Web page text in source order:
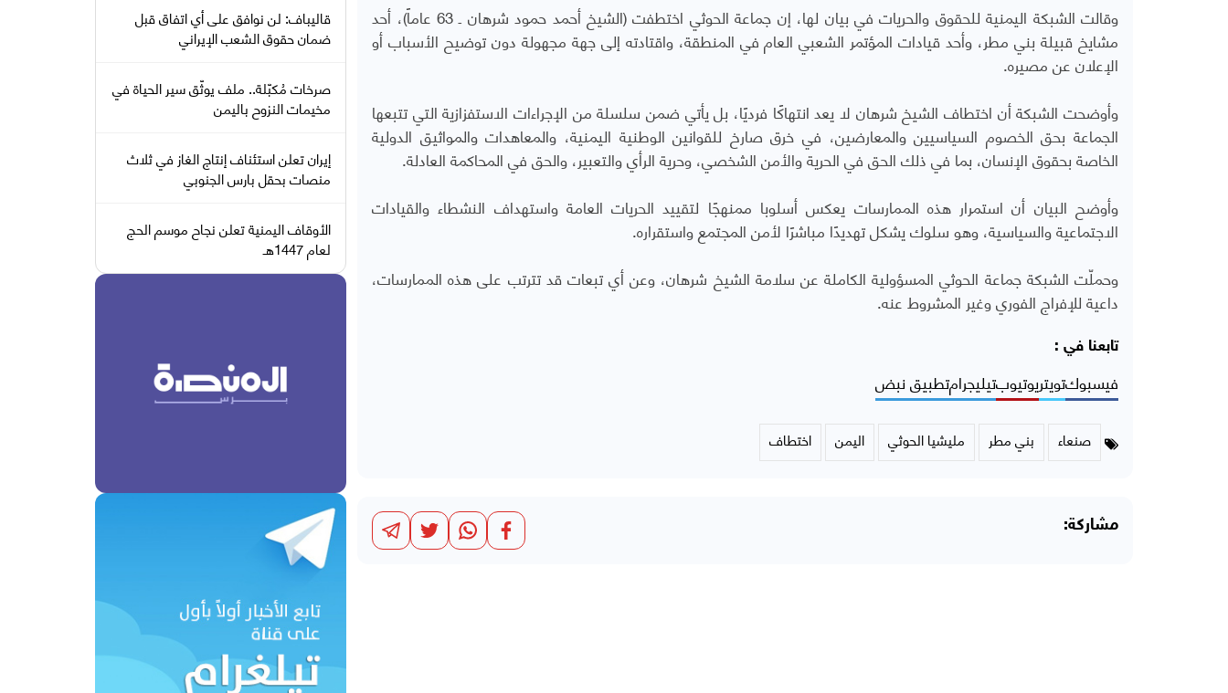
وقالت الشبكة اليمنية للحقوق والحريات في بيان لها، إن جماعة الحوثي اختطفت (الشيخ أحمد حمود شرهان ـ 63 عاماً)، أحد
مشايخ قبيلة بني مطر، وأحد قيادات المؤتمر الشعبي العام في المنطقة، واقتادته إلى جهة مجهولة دون توضيح الأسباب أو
الإعلان عن مصيره.
وأوضحت الشبكة أن اختطاف الشيخ شرهان لا يعد انتهاكًا فرديًا، بل يأتي ضمن سلسلة من الإجراءات الاستفزازية التي تتبعها
الجماعة بحق الخصوم السياسيين والمعارضين، في خرق صارخ للقوانين الوطنية اليمنية، والمعاهدات والمواثيق الدولية
الخاصة بحقوق الإنسان، بما في ذلك الحق في الحرية والأمن الشخصي، وحرية الرأي والتعبير، والحق في المحاكمة العادلة.
وأوضح البيان أن استمرار هذه الممارسات يعكس أسلوبا ممنهجًا لتقييد الحريات العامة واستهداف النشطاء والقيادات
الاجتماعية والسياسية، وهو سلوك يشكل تهديدًا مباشرًا لأمن المجتمع واستقراره.
وحملّت الشبكة جماعة الحوثي المسؤولية الكاملة عن سلامة الشيخ شرهان، وعن أي تبعات قد تترتب على هذه الممارسات،
داعية للإفراج الفوري وغير المشروط عنه.
تابعنا في :
فيسبوكتويتريوتيوبتيليجرامتطبيق نبض
صنعاء بني مطر مليشيا الحوثي اليمن اختطاف
مشاركة:
قاليباف: لن نوافق على أي اتفاق قبل
ضمان حقوق الشعب الإيراني
صرخات مُكبّلة.. ملف يوثّق سير الحياة في
مخيمات النزوح باليمن
إيران تعلن استئناف إنتاج الغاز في ثلاث
منصات بحقل بارس الجنوبي
الأوقاف اليمنية تعلن نجاح موسم الحج
لعام 1447هـ